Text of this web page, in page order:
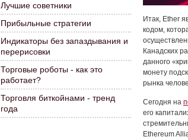
Итак, Ether
кодом,
Канадских
данного
монету
рынка
Сегодня на
его
Ethereum
Лучшие советники
Прибыльные стратегии
Индикаторы без запаздывания и
перерисовки
Торговые роботы - как это
работает?
Торговля биткойнами - тренд
года